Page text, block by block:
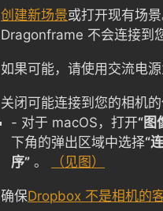
创建新场景或打开现有场
Dragonframe 不会连接到
如果可能，请使用交流电
关闭可能连接到您的相机的
- 对于 macOS，打开“图
下角的弹出区域中选择“
序” 。 （见图）
确保Dropbox 不是相机的